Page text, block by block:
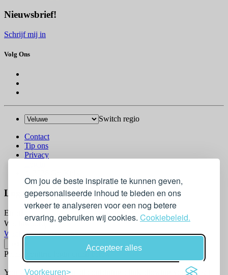
Om jou de beste inspiratie te kunnen geven,
gepersonaliseerde inhoud te bieden en ons
verkeer te analyseren voor een nog betere
ervaring, gebruiken wij cookies. Cookiebeleid.
Accepteer alles
Voorkeuren
Nieuwsbrief!
Schrijf mij in
Volg Ons
Switch regio
Contact
Tip ons
Privacy
Log In
Email
Wachtwoord
Wachtwoord vergeten?
Please confirm login email below
You will receive an email containing a link allowing you to reset